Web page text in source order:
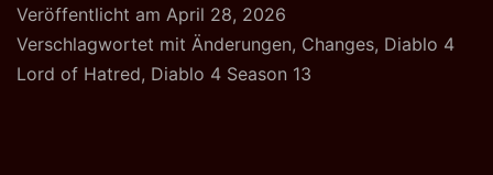
in
Veröffentlicht am April 28, 2026
Verschlagwortet mit Änderungen, Changes, Diablo 4
Lord of Hatred, Diablo 4 Season 13